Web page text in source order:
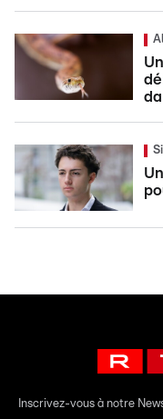
Inscrivez-vous à notre